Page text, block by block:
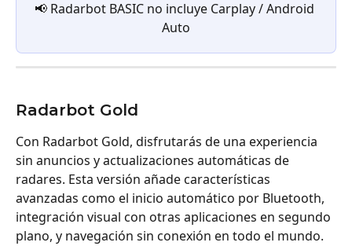
📢 Radarbot BASIC no incluye Carplay / Android
Auto
Radarbot Gold
Con Radarbot Gold, disfrutarás de una experiencia
sin anuncios y actualizaciones automáticas de
radares. Esta versión añade características
avanzadas como el inicio automático por Bluetooth,
integración visual con otras aplicaciones en segundo
plano, y navegación sin conexión en todo el mundo.